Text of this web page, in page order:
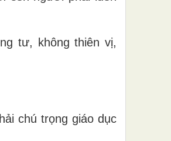
tư, không thiên vị,
chú trọng giáo dục